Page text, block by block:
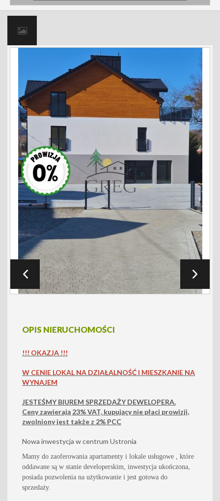
OPIS NIERUCHOMOŚCI
!!! OKAZJA !!!
W CENIE LOKAL NA DZIAŁALNOŚĆ I MIESZKANIE NA
WYNAJEM
JESTEŚMY BIUREM SPRZEDAŻY DEWELOPERA.
Ceny zawierają 23%VAT, kupujący nie płaci prowizji,
zwolniony jest także z 2% PCC
Nowa inwestycja w centrum Ustronia
Mamy do zaoferowania apartamenty i lokale usługowe , które
oddawane są w stanie developerskim, inwestycja ukończona,
posiada pozwolenia na użytkowanie i jest gotowa do
sprzedaży.